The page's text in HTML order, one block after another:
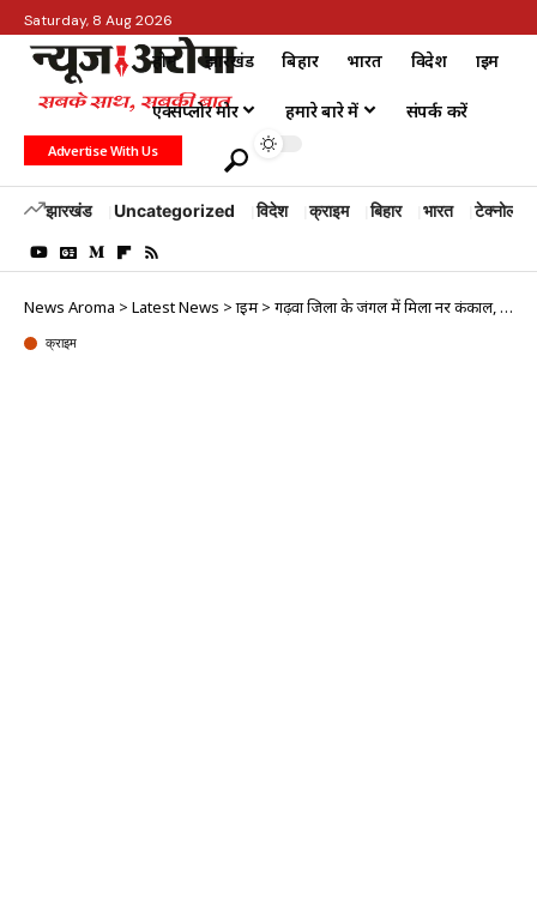
Saturday, 8 Aug 2026
होम झारखंड बिहार भारत विदेश क्राइम
एक्सप्लोर मोर हमारे बारे में संपर्क करें
Advertise With Us
झारखंड Uncategorized विदेश क्राइम बिहार भारत टेक्नोलॉजी
News Aroma > Latest News >क्राइम> गढ़वा जिला के जंगल में मिला नर कंकाल, गांव में फैली दहशत
क्राइम